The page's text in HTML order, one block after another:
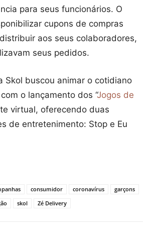
para seus funcionários. O
cupons de compras
aos seus colaboradores,
seus pedidos.
Skol buscou animar o cotidiano
o lançamento dos “Jogos de
virtual, oferecendo duas
de entretenimento: Stop e Eu
consumidor coronavírus
garçons
skol Zé Delivery